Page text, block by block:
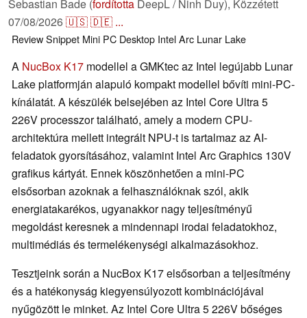
Sebastian Bade (fordította DeepL / Ninh Duy), Közzétett
07/08/2026🇺🇸🇩🇪 ...
Review Snippet Mini PC Desktop IntelArc Lunar Lake
A NucBox K17 modellel a GMKtec az Intel legújabb Lunar
Lake platformján alapuló kompakt modellel bővíti mini-PC-
kínálatát. A készülék belsejében az Intel Core Ultra 5
226V processzor található, amely a modern CPU-
architektúra mellett integrált NPU-t is tartalmaz az AI-
feladatok gyorsításához, valamint Intel Arc Graphics 130V
grafikus kártyát. Ennek köszönhetően a mini-PC
elsősorban azoknak a felhasználóknak szól, akik
energiatakarékos, ugyanakkor nagy teljesítményű
megoldást keresnek a mindennapi irodai feladatokhoz,
multimédiás és termelékenységi alkalmazásokhoz.
Tesztjeink során a NucBox K17 elsősorban a teljesítmény
és a hatékonyság kiegyensúlyozott kombinációjával
nyűgözött le minket. Az Intel Core Ultra 5 226V bőséges